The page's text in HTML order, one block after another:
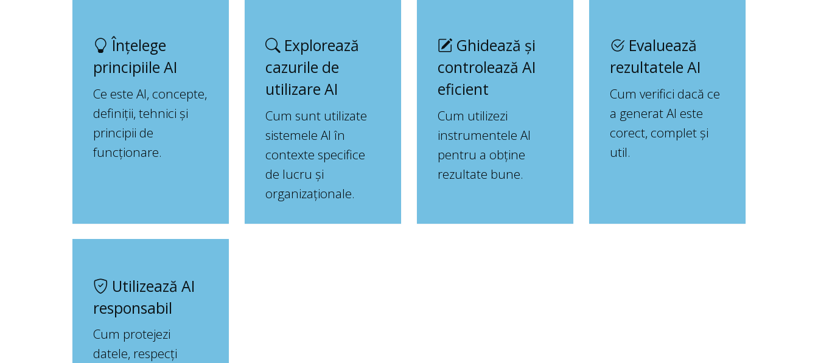
Înțelege
principiile AI
Ce este AI, concepte,
definiții, tehnici și
principii de
funcționare.
Explorează
cazurile de
utilizare AI
Cum sunt utilizate
sistemele AI în
contexte specifice
de lucru și
organizaționale.
Ghidează și
controlează AI
eficient
Cum utilizezi
instrumentele AI
pentru a obține
rezultate bune.
Evaluează
rezultatele AI
Cum verifici dacă ce
a generat AI este
corect, complet și
util.
Utilizează AI
responsabil
Cum protejezi
datele, respecți